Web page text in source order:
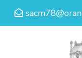
Aller